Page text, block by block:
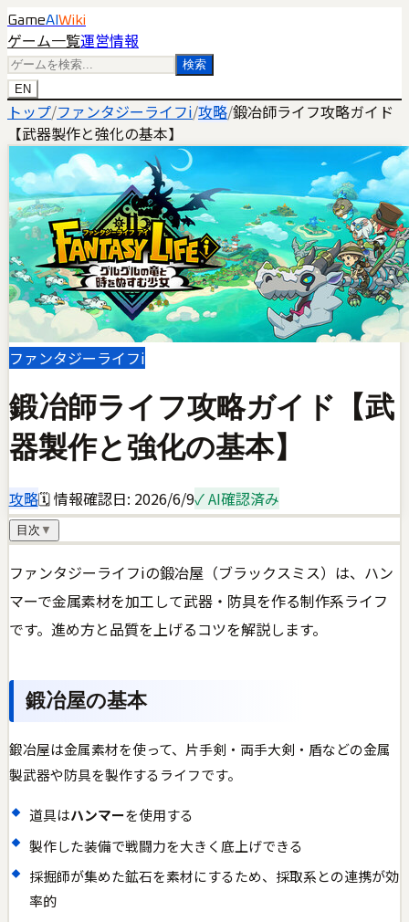
GameAI Wiki
ゲーム一覧運営情報
検索
EN
トップ/ファンタジーライフi/攻略/鍛冶師ライフ攻略ガイド
【武器製作と強化の基本】
ファンタジーライフi
鍛冶師ライフ攻略ガイド【武
器製作と強化の基本】
攻略🗓 情報確認日: 2026/6/9✓ AI確認済み
目次 ▼
ファンタジーライフiの鍛冶屋（ブラックスミス）は、ハン
マーで金属素材を加工して武器・防具を作る制作系ライフ
です。進め方と品質を上げるコツを解説します。
鍛冶屋の基本
鍛冶屋は金属素材を使って、片手剣・両手大剣・盾などの金属
製武器や防具を製作するライフです。
道具はハンマーを使用する
製作した装備で戦闘力を大きく底上げできる
採掘師が集めた鉱石を素材にするため、採取系との連携が効
率的